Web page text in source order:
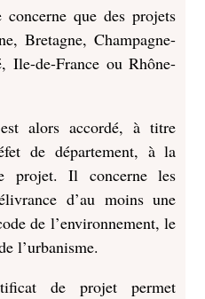
concerne que des projets
Bretagne, Champagne-
Ile-de-France ou Rhône-
alors accordé, à titre
de département, à la
projet. Il concerne les
d’au moins une
de l’environnement, le
l’urbanisme.
de projet permet